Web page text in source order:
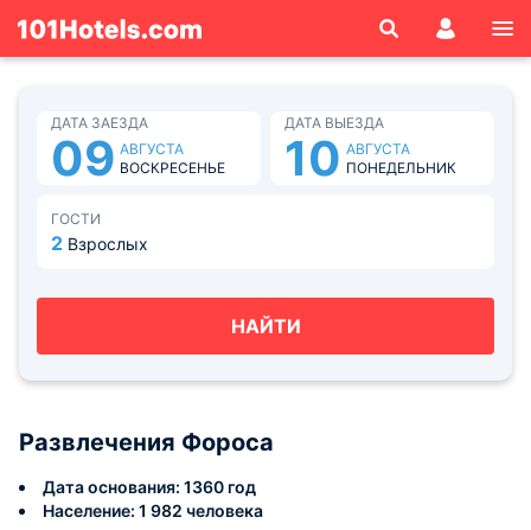
ДАТА ЗАЕЗДА
09 АВГУСТА
ВОСКРЕСЕНЬЕ
ДАТА ВЫЕЗДА
10 АВГУСТА
ПОНЕДЕЛЬНИК
ГОСТИ
2 Взрослых
НАЙТИ
Развлечения Фороса
Дата основания: 1360 год
Население: 1 982 человека